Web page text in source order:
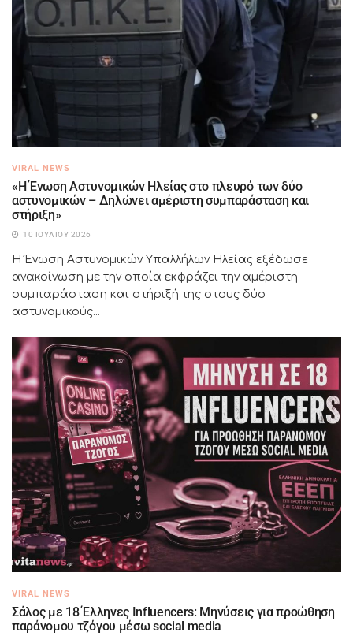
VIRAL NEWS
«Η Ένωση Αστυνομικών Ηλείας στο πλευρό των δύο
αστυνομικών – Δηλώνει αμέριστη συμπαράσταση και
στήριξη»
10 ΙΟΥΛΊΟΥ 2026
Η Ένωση Αστυνομικών Υπαλλήλων Ηλείας εξέδωσε
ανακοίνωση με την οποία εκφράζει την αμέριστη
συμπαράσταση και στήριξή της στους δύο
αστυνομικούς...
VIRAL NEWS
Σάλος με 18 Έλληνες Influencers: Μηνύσεις για προώθηση
παράνομου τζόγου μέσω social media